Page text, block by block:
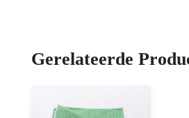
Gerelateerde